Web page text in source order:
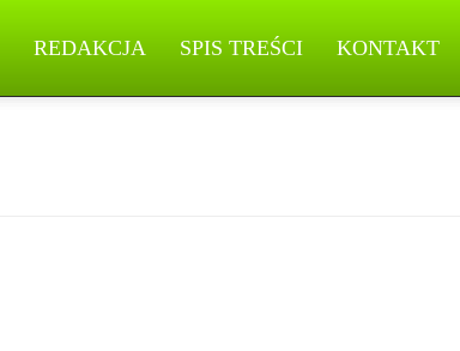
REDAKCJA SPIS TREŚCI KONTAKT